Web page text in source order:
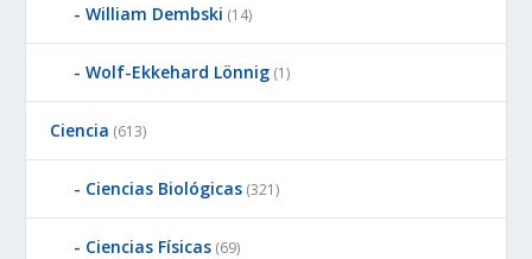
William Dembski (14)
Wolf-Ekkehard Lönnig (1)
Ciencia (613)
Ciencias Biológicas (321)
Ciencias Físicas (69)